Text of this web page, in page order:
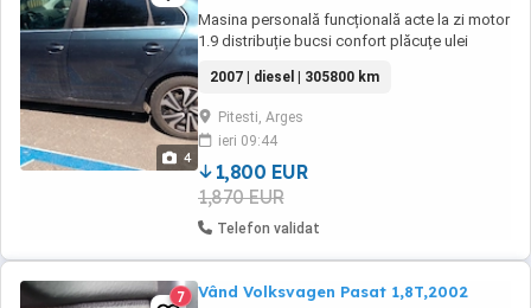
4
Masina personală funcțională acte la zi motor
1.9 distribuție bucsi confort plăcuțe ulei
iarna fara schimburi
2007 | diesel | 305800 km
Pitesti, Arges
ieri 09:44
1,800 EUR
1,870 EUR
Telefon validat
7 Vând Volksvagen Pasat 1,8T,2002